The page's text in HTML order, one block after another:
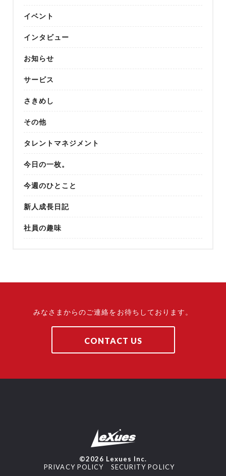
イベント
インタビュー
お知らせ
サービス
さきめし
その他
タレントマネジメント
今日の一枚。
今週のひとこと
新人成長日記
社員の趣味
みなさまからのご連絡をお待ちしております。
CONTACT US
©2026 Lexues Inc.
PRIVACY POLICY
SECURITY POLICY